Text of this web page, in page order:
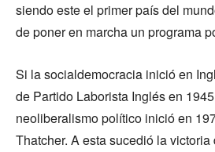
siendo este el primer país del
de poner en marcha un programa
Si la socialdemocracia inició en
de Partido Laborista Inglés en
neoliberalismo político inició en
Thatcher. A esta sucedió la